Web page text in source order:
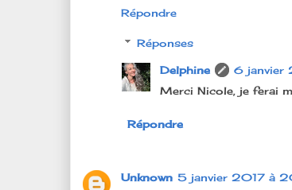
Répondre
Réponses
Delphine
6 janvier
Merci Nicole, je ferai
Répondre
Unknown 5 janvier 2017 à